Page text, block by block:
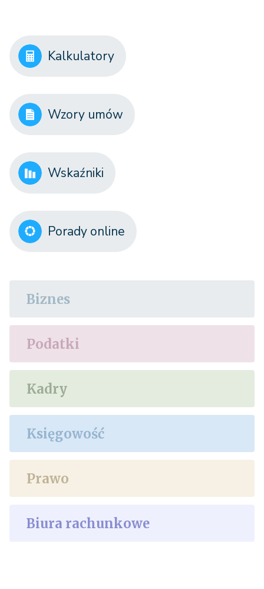
Kalkulatory
Wzory umów
Wskaźniki
Porady online
Biznes
Podatki
Kadry
Księgowość
Prawo
Biura rachunkowe